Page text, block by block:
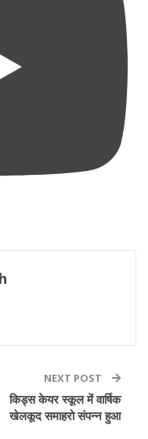
NEXT POST
किड्स केयर स्कूल में वार्षिक
खेलकूद समाहरो संपन्न हुआ